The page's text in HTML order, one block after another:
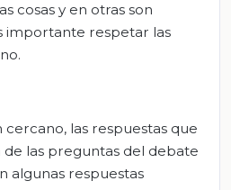
cosas y en otras son
importante respetar las
las respuestas que
las preguntas del debate
algunas respuestas